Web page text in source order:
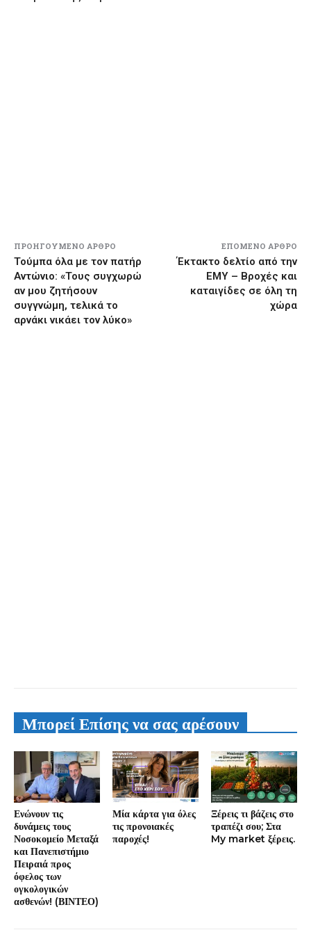
ΠΡΟΗΓΟΎΜΕΝΟ ΆΡΘΡΟ
Τούμπα όλα με τον πατήρ
Αντώνιο: «Τους συγχωρώ
αν μου ζητήσουν
συγγνώμη, τελικά το
αρνάκι νικάει τον λύκο»
ΕΠΌΜΕΝΟ ΆΡΘΡΟ
Έκτακτο δελτίο από την
ΕΜΥ – Βροχές και
καταιγίδες σε όλη τη
χώρα
Μπορεί Επίσης να σας αρέσουν
Ενώνουν τις
δυνάμεις τους
Νοσοκομείο Μεταξά
και Πανεπιστήμιο
Πειραιά προς
όφελος των
ογκολογικών
ασθενών! (ΒΙΝΤΕΟ)
Μία κάρτα για όλες
τις προνοιακές
παροχές!
Ξέρεις τι βάζεις στο
τραπέζι σου; Στα
My market ξέρεις.